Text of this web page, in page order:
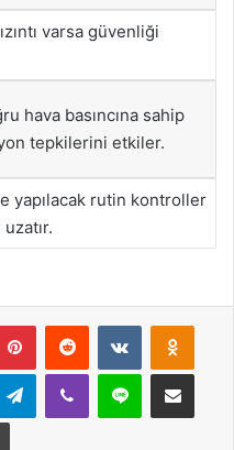
varsa güvenliği
hava basıncına sahip
tepkilerini etkiler.
yapılacak rutin kontroller
PinterestReddit VKontakte
TelegramViber Line E-Posta ile
Yazdır